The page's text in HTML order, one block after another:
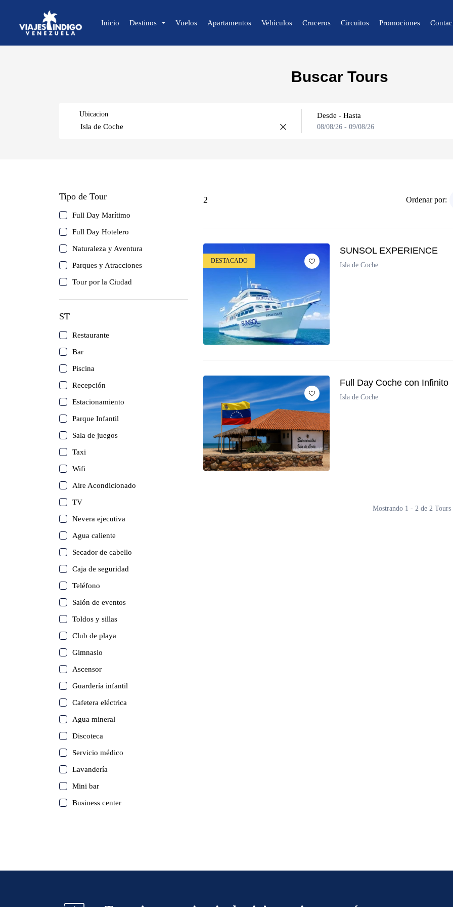
Inicio Destinos
🌴 Península de Paria
Vuelos Apartamentos Vehículos Cruceros Circuitos Promociones
Buscar Tours
Ubicacion
Isla de Coche
Los Roques
Desde - Hasta
08/08/26 - 09/08/26
Tipo de Tour
Full Day Marítimo
Full Day Hotelero
Naturaleza y Aventura
Parques y Atracciones
Tour por la Ciudad
ST
Restaurante
Bar
Piscina
Recepción
Estacionamiento
Parque Infantil
Sala de juegos
Taxi
Wifi
Aire Acondicionado
TV
Nevera ejecutiva
Agua caliente
Secador de cabello
Caja de seguridad
Teléfono
Salón de eventos
Toldos y sillas
Club de playa
Gimnasio
Ascensor
Guardería infantil
Cafetera eléctrica
Agua mineral
Discoteca
Servicio médico
Lavandería
Mini bar
Business center
2 Ordenar por:
DESTACADO
SUNSOL EXPERIENCE
Isla de Coche
Full Day Coche con Infinito
Isla de Coche
Mostrando 1 - 2 de 2 Tours